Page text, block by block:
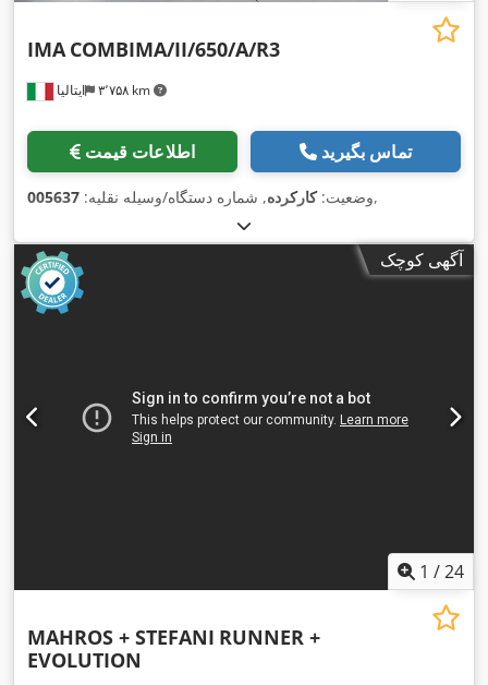
ایتالیا ۳٬۷۵۸ km
IMA COMBIMA/II/650/A/R3
اطلاعات قیمت تماس بگیرید
وضعیت:کارکرده, شماره دستگاه/وسیله نقلیه: 005637 ,
آگهی کوچک
1 /24
MAHROS + STEFANI RUNNER +
EVOLUTION